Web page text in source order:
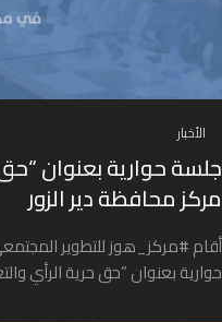
الأخبار
جلسة حوارية بعنوان “حق
مركز محافظة دير الزور
حوارية بعنوان “حق حرية الرأي